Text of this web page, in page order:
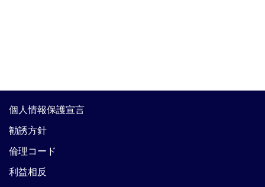
個人情報保護宣言
勧誘方針
倫理コード
利益相反